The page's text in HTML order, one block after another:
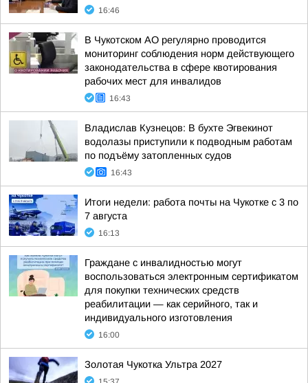
16:46
В Чукотском АО регулярно проводится
мониторинг соблюдения норм действующего
законодательства в сфере квотирования
рабочих мест для инвалидов
16:43
Владислав Кузнецов: В бухте Эгвекинот
водолазы приступили к подводным работам
по подъёму затопленных судов
16:43
Итоги недели: работа почты на Чукотке с 3 по
7 августа
16:13
Граждане с инвалидностью могут
воспользоваться электронным сертификатом
для покупки технических средств
реабилитации — как серийного, так и
индивидуального изготовления
16:00
Золотая Чукотка Ультра 2027